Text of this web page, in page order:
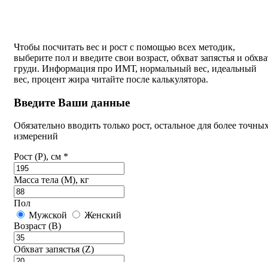
Чтобы посчитать вес и рост с помощью всех методик,
выберите пол и введите свои возраст, обхват запястья и
груди. Информация про ИМТ, нормальный вес, идеальный
вес, процент жира читайте после калькулятора.
Введите Ваши данные
Обязательно вводить только рост, остальное для более
измерений
Рост (P), см *
Масса тела (M), кг
Пол
Мужской
Женский
Возраст (B)
Обхват запястья (Z)